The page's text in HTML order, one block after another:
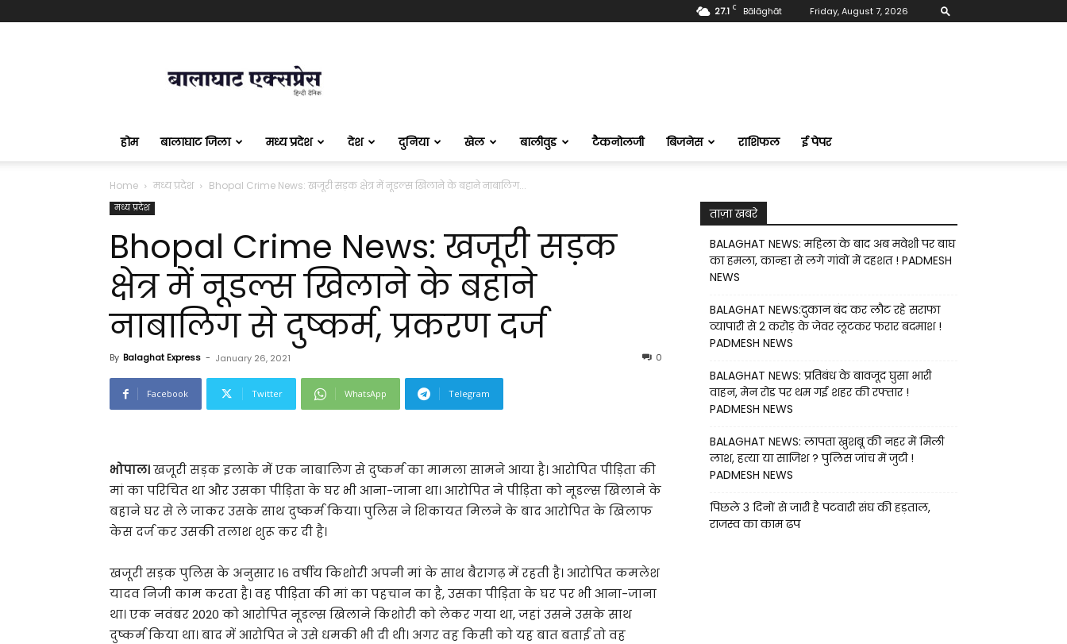
27.1 C Bālāghāt Friday, August 7, 2026
एक्सप्रेस
होम बालाघाट जिला मध्य प्रदेश देश दुनिया खेल बालीवुड टैकनोलजी बिजनेस राशिफल ई पेपर
Home मध्य प्रदेश Bhopal Crime News: खजूरी सड़क क्षेत्र में नूडल्स खिलाने के बहाने नाबालिग...
मध्य प्रदेश
Bhopal Crime News: खजूरी सड़क
क्षेत्र में नूडल्स खिलाने के बहाने
नाबालिग से दुष्कर्म, प्रकरण दर्ज
By Balaghat Express - January 26, 2021 0
Facebook Twitter WhatsApp Telegram
भोपाल।खजूरी सड़क इलाके में एक नाबालिग से दुष्कर्म का मामला सामने आया है। आरोपित पीड़िता की
मां का परिचित था और उसका पीड़िता के घर भी आना-जाना था। आरोपित ने पीड़िता को नूडल्स खिलाने के
बहाने घर से ले जाकर उसके साथ दुष्कर्म किया। पुलिस ने शिकायत मिलने के बाद आरोपित के खिलाफ
केस दर्ज कर उसकी तलाश शुरू कर दी है।
खजूरी सड़क पुलिस के अनुसार 16 वर्षीय किशोरी अपनी मां के साथ बैरागढ़ में रहती है। आरोपित कमलेश
यादव निजी काम करता है। वह पीड़िता की मां का पहचान का है, उसका पीड़िता के घर पर भी आना-जाना
था। एक नवंबर 2020 को आरोपित नूडल्स खिलाने किशोरी को लेकर गया था, जहां उसने उसके साथ
दुष्कर्म किया था। बाद में आरोपित ने उसे धमकी भी दी थी। अगर वह किसी को यह बात बताई तो वह
ताज़ा खबरे
BALAGHAT NEWS: महिला के बाद अब मवेशी पर बाघ
का हमला, कान्हा से लगे गांवों में दहशत ! PADMESH
NEWS
BALAGHAT NEWS:दुकान बंद कर लौट रहे सराफा
व्यापारी से 2 करोड़ के जेवर लूटकर फरार बदमाश !
PADMESH NEWS
BALAGHAT NEWS: प्रतिबंध के बावजूद घुसा भारी
वाहन, मेन रोड पर थम गई शहर की रफ्तार !
PADMESH NEWS
BALAGHAT NEWS: लापता खुशबू की नहर में मिली
लाश, हत्या या साजिश ? पुलिस जांच में जुटी !
PADMESH NEWS
पिछले 3 दिनों से जारी है पटवारी संघ की हड़ताल,
राजस्व का काम ढप